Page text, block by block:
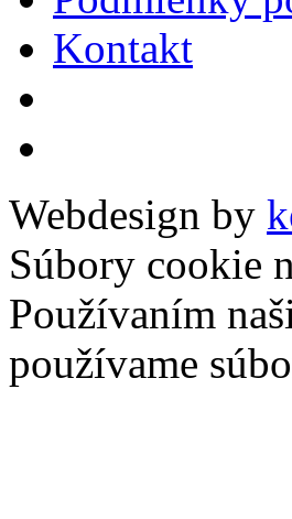
Kontakt
Webdesign by
Súbory cookie
Používaním
používame